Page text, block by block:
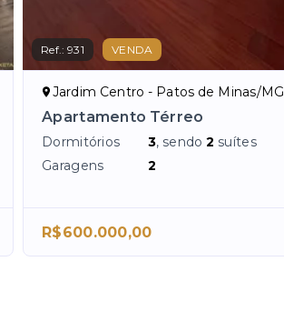
Ref.:931 VENDA
Jardim Centro - Patos de Minas/MG
Apartamento Térreo
Dormitórios 3, sendo2 suítes
Garagens
2
R$600.000,00